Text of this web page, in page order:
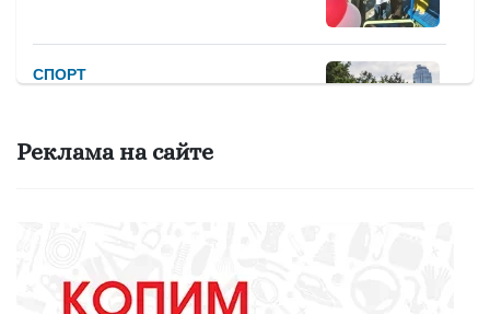
СПОРТ
марафоне «Европа – Азия»
библиотекарь? Докажите это
всей стране!
Реклама на сайте